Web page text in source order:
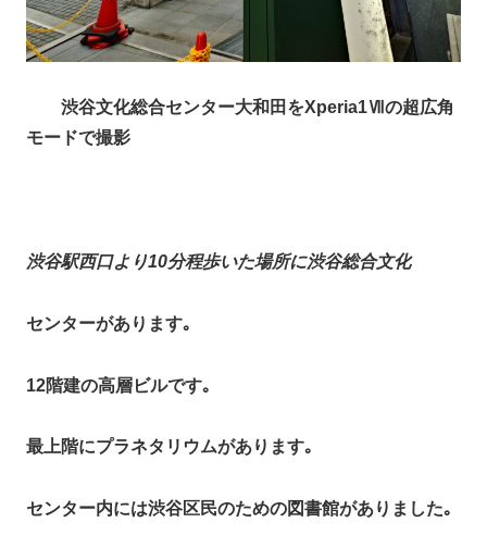
渋谷文化総合センター大和田をXperia1Ⅶの超広角
モードで撮影
渋谷駅西口より10分程歩いた場所に渋谷総合文化
センターがあります｡
12階建の高層ビルです｡
最上階にプラネタリウムがあります｡
センター内には渋谷区民のための図書館がありました｡